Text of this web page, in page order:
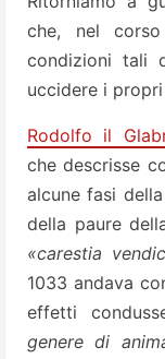
che, nel
condizioni tali
uccidere i
Rodolfo il
che descrisse
alcune fasi
della paure
«carestia
1033 andava
effetti
genere di